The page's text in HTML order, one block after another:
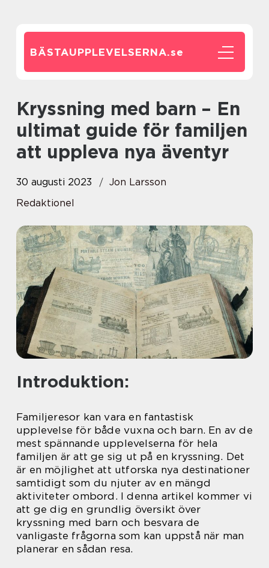
BÄSTAUPPLEVELSERNA.se
Kryssning med barn – En
ultimat guide för familjen
att uppleva nya äventyr
30 augusti 2023
Jon Larsson
Redaktionel
Introduktion:
Familjeresor kan vara en fantastisk
upplevelse för både vuxna och barn. En av de
mest spännande upplevelserna för hela
familjen är att ge sig ut på en kryssning. Det
är en möjlighet att utforska nya destinationer
samtidigt som du njuter av en mängd
aktiviteter ombord. I denna artikel kommer vi
att ge dig en grundlig översikt över
kryssning med barn och besvara de
vanligaste frågorna som kan uppstå när man
planerar en sådan resa.